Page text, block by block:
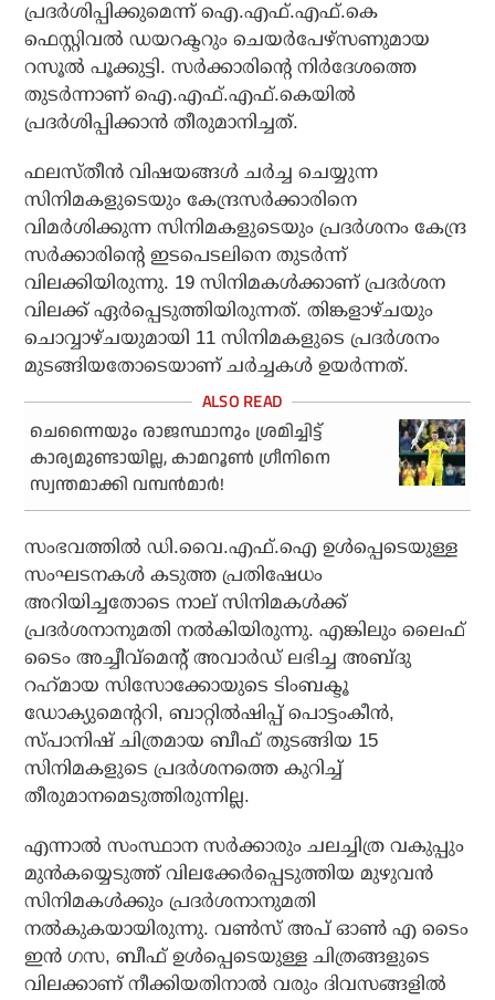
പ്രദര്‍ശിപ്പിക്കുമെന്ന് ഐ.എഫ്.എഫ്.കെ
ഫെസ്റ്റിവല്‍ ഡയറക്ടറും ചെയര്‍പേഴ്‌സണുമായ
റസൂല്‍ പൂക്കുട്ടി. സര്‍ക്കാരിന്റെ നിര്‍ദേശത്തെ
തുടര്‍ന്നാണ് ഐ.എഫ്.എഫ്.കെയില്‍
പ്രദര്‍ശിപ്പിക്കാന്‍ തീരുമാനിച്ചത്.
ഫലസ്തീന്‍ വിഷയങ്ങള്‍ ചര്‍ച്ച ചെയ്യുന്ന
സിനിമകളുടെയും കേന്ദ്രസര്‍ക്കാരിനെ
വിമര്‍ശിക്കുന്ന സിനിമകളുടെയും പ്രദര്‍ശനം കേന്ദ്ര
സര്‍ക്കാരിന്റെ ഇടപെടലിനെ തുടര്‍ന്ന്
വിലക്കിയിരുന്നു. 19 സിനിമകള്‍ക്കാണ് പ്രദര്‍ശന
വിലക്ക് ഏര്‍പ്പെടുത്തിയിരുന്നത്. തിങ്കളാഴ്ചയും
ചൊവ്വാഴ്ചയുമായി 11 സിനിമകളുടെ പ്രദര്‍ശനം
മുടങ്ങിയതോടെയാണ് ചര്‍ച്ചകള്‍ ഉയര്‍ന്നത്.
ചെന്നൈയും രാജസ്ഥാനും ശ്രമിച്ചിട്ട്
കാര്യമുണ്ടായില്ല, കാമറൂണ്‍ ഗ്രീനിനെ
സ്വന്തമാക്കി വമ്പന്‍മാര്‍!
സംഭവത്തില്‍ ഡി.വൈ.എഫ്.ഐ ഉള്‍പ്പെടെയുള്ള
സംഘടനകള്‍ കടുത്ത പ്രതിഷേധം
അറിയിച്ചതോടെ നാല് സിനിമകള്‍ക്ക്
പ്രദര്‍ശനാനുമതി നല്‍കിയിരുന്നു. എങ്കിലും ലൈഫ്
ടൈം അച്ചീവ്‌മെന്റ് അവാര്‍ഡ് ലഭിച്ച അബ്ദു
റഹ്‌മായ സിസോക്കോയുടെ ടിംബക്ടൂ
ഡോക്യുമെന്ററി, ബാറ്റില്‍ഷിപ്പ് പൊട്ടംകീന്‍,
സ്പാനിഷ് ചിത്രമായ ബീഫ് തുടങ്ങിയ 15
സിനിമകളുടെ പ്രദര്‍ശനത്തെ കുറിച്ച്
തീരുമാനമെടുത്തിരുന്നില്ല.
എന്നാല്‍ സംസ്ഥാന സര്‍ക്കാരും ചലച്ചിത്ര വകുപ്പും
മുന്‍കയ്യെടുത്ത് വിലക്കേര്‍പ്പെടുത്തിയ മുഴുവന്‍
സിനിമകള്‍ക്കും പ്രദര്‍ശനാനുമതി
നല്‍കുകയായിരുന്നു. വണ്‍സ് അപ് ഓണ്‍ എ ടൈം
ഇന്‍ ഗസ, ബീഫ് ഉള്‍പ്പെടെയുള്ള ചിത്രങ്ങളുടെ
വിലക്കാണ് നീക്കിയതിനാല്‍ വരും ദിവസങ്ങളില്‍